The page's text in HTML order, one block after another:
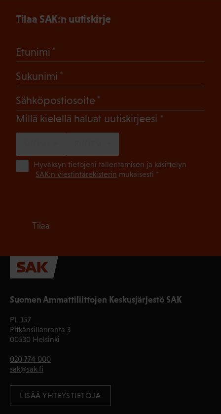
Suomen Ammattiliittojen Keskusjärjestö SAK
PL 157
Pitkänsillanranta 3
00530 Helsinki
020 774 000
sak@sak.fi
LISÄÄ YHTEYSTIETOJA
Tilaa SAK:n uutiskirje
Etunimi
Sukunimi
Sähköpostiosoite
Millä kielellä haluat uutiskirjeesi (Pakollinen)
Hyväksyn tietojeni tallentamisen ja käsittelyn
SAK:n viestintärekisterin mukaisesti *
Tilaa